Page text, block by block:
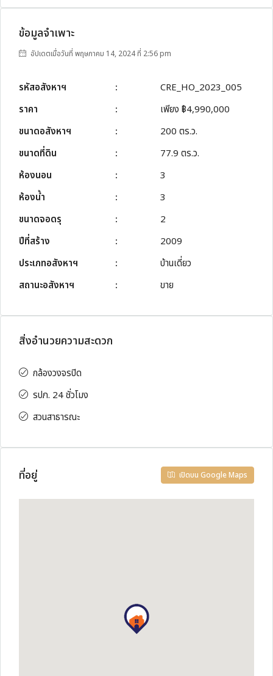
ข้อมูลจำเพาะ
อัปเดตเมื่อวันที่ พฤษภาคม 14, 2024 ที่ 2:56 pm
รหัสอสังหาฯ :
CRE_HO_2023_005
ราคา
: เพียง ฿4,990,000
ขนาดอสังหาฯ
:
200 ตร.ว.
ขนาดที่ดิน
:
77.9 ตร.ว.
ห้องนอน
:
3
ห้องน้ำ
:
3
ขนาดจอดรุ
:
2
ปีที่สร้าง
:
2009
ประเภทอสังหาฯ
:
บ้านเดี่ยว
สถานะอสังหาฯ
: ขาย
สิ่งอำนวยความสะดวก
กล้องวงจรปิด
รปภ. 24 ชั่วโมง
สวนสาธารณะ
ที่อยู่ เปิดบน Google Maps